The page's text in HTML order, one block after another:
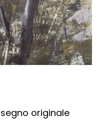
originale